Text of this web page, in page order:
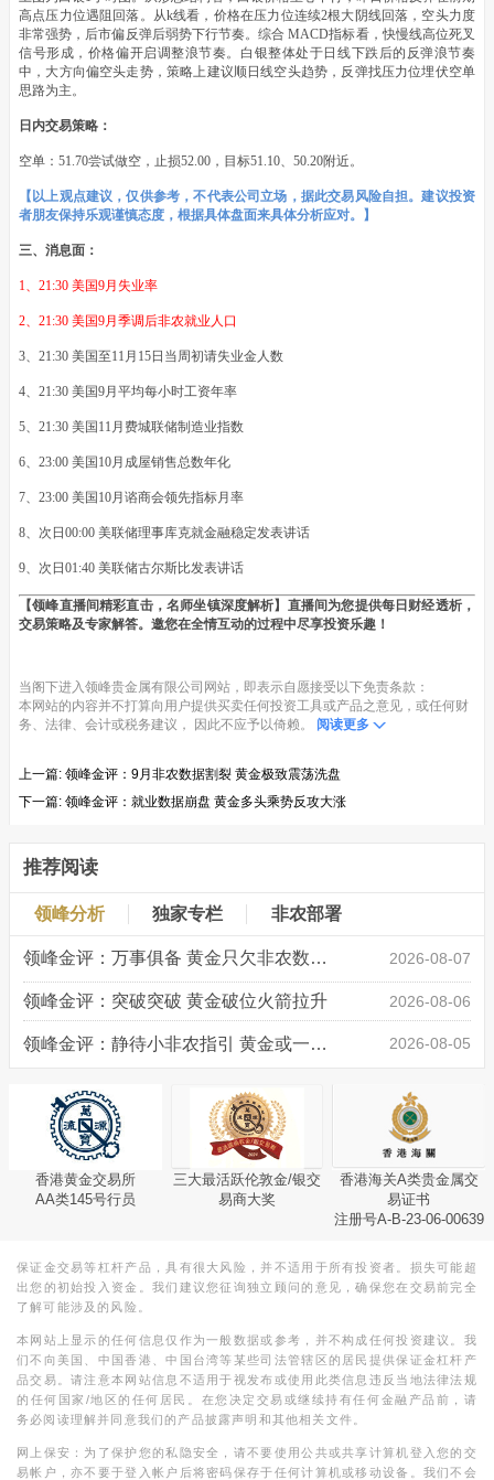
高点压力位遇阻回落。从k线看，价格在压力位连续2根大阴线回落，空头力度
非常强势，后市偏反弹后弱势下行节奏。综合 MACD指标看，快慢线高位死叉
信号形成，价格偏开启调整浪节奏。白银整体处于日线下跌后的反弹浪节奏
中，大方向偏空头走势，策略上建议顺日线空头趋势，反弹找压力位埋伏空单
思路为主。
日内交易策略：
空单：51.70尝试做空，止损52.00，目标51.10、50.20附近。
【以上观点建议，仅供参考，不代表公司立场，据此交易风险自担。建议投资
者朋友保持乐观谨慎态度，根据具体盘面来具体分析应对。】
三、消息面：
1、21:30 美国9月失业率
2、21:30 美国9月季调后非农就业人口
3、21:30 美国至11月15日当周初请失业金人数
4、21:30 美国9月平均每小时工资年率
5、21:30 美国11月费城联储制造业指数
6、23:00 美国10月成屋销售总数年化
7、23:00 美国10月谘商会领先指标月率
8、次日00:00 美联储理事库克就金融稳定发表讲话
9、次日01:40 美联储古尔斯比发表讲话
【领峰直播间精彩直击，名师坐镇深度解析】直播间为您提供每日财经透析，
交易策略及专家解答。邀您在全情互动的过程中尽享投资乐趣！
当阁下进入领峰贵金属有限公司网站，即表示自愿接受以下免责条款：
本网站的内容并不打算向用户提供买卖任何投资工具或产品之意见，或任何财
务、法律、会计或税务建议， 因此不应予以倚赖。 阅读更多
上一篇: 领峰金评：9月非农数据割裂 黄金极致震荡洗盘
下一篇: 领峰金评：就业数据崩盘 黄金多头乘势反攻大涨
推荐阅读
领峰分析 独家专栏 非农部署
领峰金评：万事俱备 黄金只欠非农数据“东风” 2026-08-07
领峰金评：突破突破 黄金破位火箭拉升 2026-08-06
领峰金评：静待小非农指引 黄金或一击破局 2026-08-05
香港黄金交易所
AA类145号行员
三大最活跃伦敦金/银交
易商大奖
香港海关A类贵金属交
易证书
注册号A-B-23-06-00639
保证金交易等杠杆产品，具有很大风险，并不适用于所有投资者。损失可能超
出您的初始投入资金。我们建议您征询独立顾问的意见，确保您在交易前完全
了解可能涉及的风险。
本网站上显示的任何信息仅作为一般数据或参考，并不构成任何投资建议。我
们不向美国、中国香港、中国台湾等某些司法管辖区的居民提供保证金杠杆产
品交易。请注意本网站信息不适用于视发布或使用此类信息违反当地法律法规
的任何国家/地区的任何居民。在您决定交易或继续持有任何金融产品前，请
务必阅读理解并同意我们的产品披露声明和其他相关文件。
网上保安：为了保护您的私隐安全，请不要使用公共或共享计算机登入您的交
易帐户，亦不要于登入帐户后将密码保存于任何计算机或移动设备。我们不会